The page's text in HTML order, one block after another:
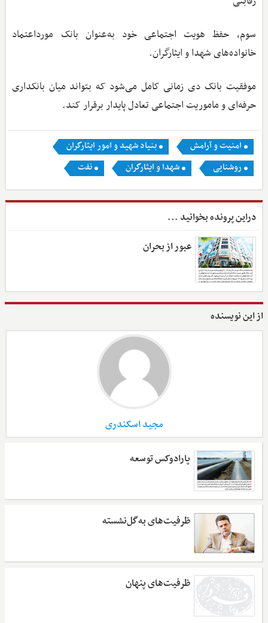
سوم، حفظ هویت اجتماعی خود به‌عنوان بانک مورداعتماد
خانواده‌های شهدا و ایثارگران.
موفقیت بانک دی زمانی کامل می‌شود که بتواند میان بانکداری
حرفه‌ای و ماموریت اجتماعی تعادل پایدار برقرار کند.
امنیت و آرامش
بنیاد شهید و امور ایثارگران
روشنایی
شهدا و ایثارگران نفت
دراین پرونده بخوانید ...
عبور از بحران
از این نویسنده
مجید اسکندری
پارادوکس توسعه
ظرفیت‌های به‌گل‌نشسته
ظرفیت‌های پنهان